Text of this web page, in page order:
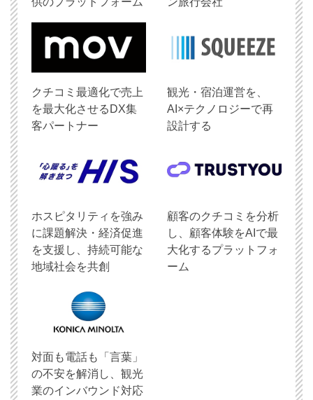
クチコミ最適化で売上
を最大化させるDX集
客パートナー
観光・宿泊運営を、
AI×テクノロジーで再
設計する
ホスピタリティを強み
に課題解決・経済促進
を支援し、持続可能な
地域社会を共創
顧客のクチコミを分析
し、顧客体験をAIで最
大化するプラットフォ
ーム
対面も電話も「言葉」
の不安を解消し、観光
業のインバウンド対応